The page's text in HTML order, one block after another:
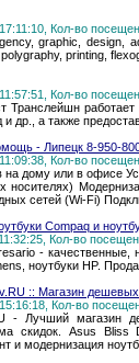
Кол-во
graphic, design,
printing,
Кол-во
Транслейшн
др., а также
- Липецк 8-950-
Кол-во
дому или в офисе
носителях)
сетей (Wi-Fi)
Compaq и
Кол-во
- качественные,
ноутбуки HP.
:: Магазин дешевых
Кол-во
- Лучший магазин
скидок. Asus
и модернизация